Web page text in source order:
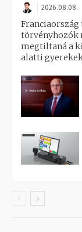
2026.08.08.
törvényhozók
megtiltaná a
alatti gyerekek